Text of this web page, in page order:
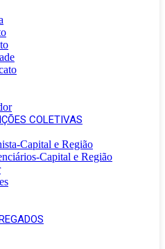
COLETIVAS
Capital e Região
Capital e Região